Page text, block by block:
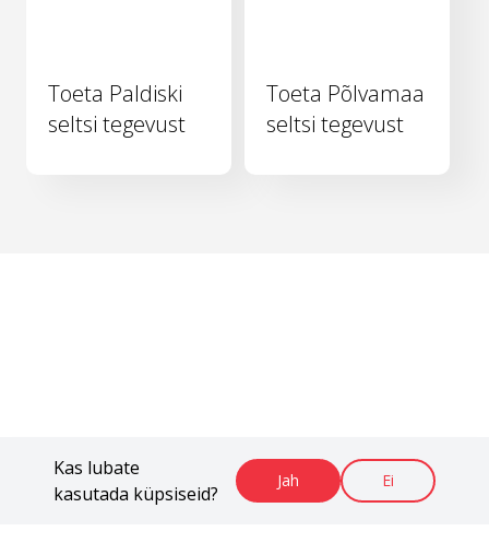
Kas lubate
kasutada küpsiseid?
Jah Ei
Toeta Paldiski
seltsi tegevust
Toeta Põlvamaa
seltsi tegevust